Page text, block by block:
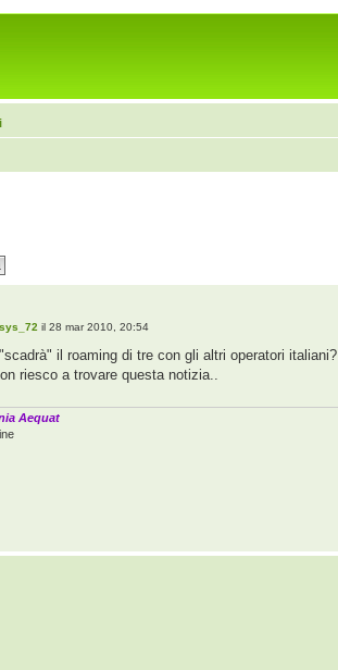
il 28 mar 2010, 20:54
il roaming di tre con gli altri operatori italiani?
riesco a trovare questa notizia..
Aequat